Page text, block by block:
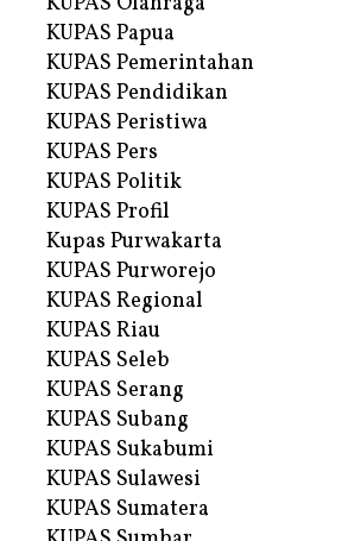
KUPAS Papua
KUPAS Pemerintahan
KUPAS Pendidikan
KUPAS Peristiwa
KUPAS Pers
KUPAS Politik
KUPAS Profil
Kupas Purwakarta
KUPAS Purworejo
KUPAS Regional
KUPAS Riau
KUPAS Seleb
KUPAS Serang
KUPAS Subang
KUPAS Sukabumi
KUPAS Sulawesi
KUPAS Sumatera